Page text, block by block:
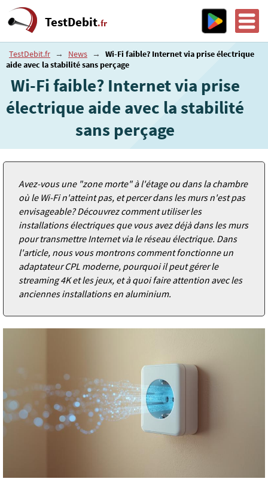
TestDebit.fr
TestDebit.fr → News →
Wi-Fi faible? Internet via prise électrique
aide avec la stabilité sans perçage
Wi-Fi faible? Internet via prise
électrique aide avec la stabilité
sans perçage
Avez-vous une "zone morte" à l'étage ou dans la chambre
où le Wi-Fi n'atteint pas, et percer dans les murs n'est pas
envisageable? Découvrez comment utiliser les
installations électriques que vous avez déjà dans les murs
pour transmettre Internet via le réseau électrique. Dans
l'article, nous vous montrons comment fonctionne un
adaptateur CPL moderne, pourquoi il peut gérer le
streaming 4K et les jeux, et à quoi faire attention avec les
anciennes installations en aluminium.